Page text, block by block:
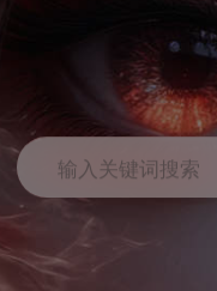
输入关键词搜索